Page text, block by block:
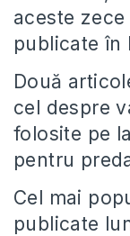
aceste
publicate în
Două
cel despre
folosite pe
pentru
Cel mai
publicate